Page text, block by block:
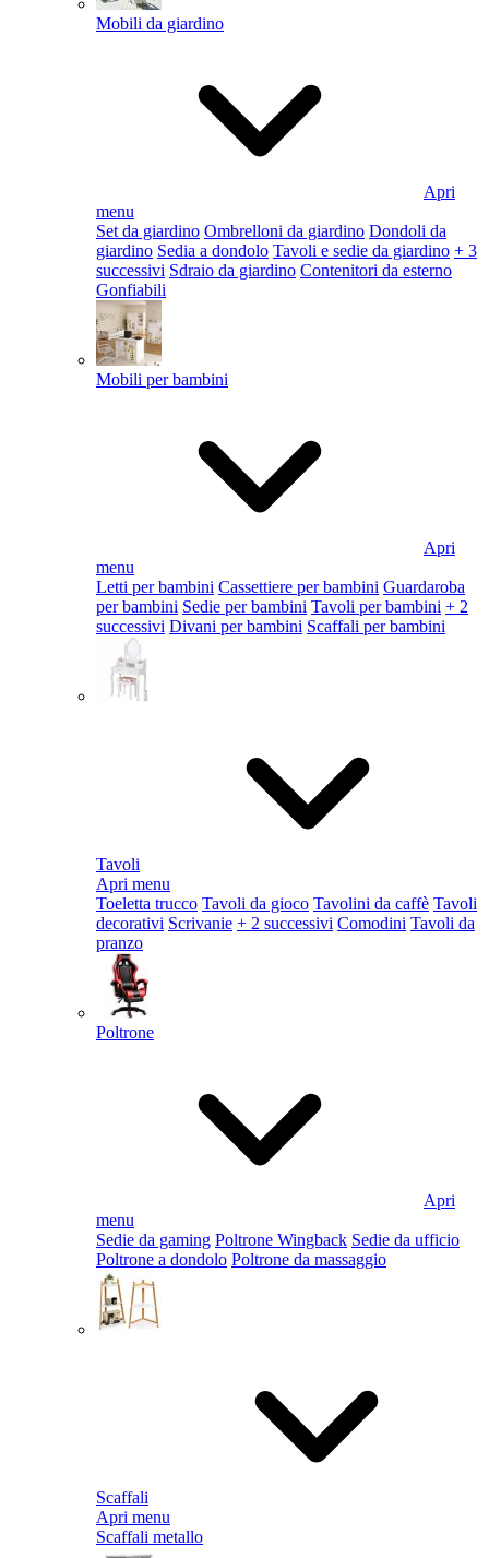
Mobili da giardino
Apri
menu
Set da giardino Ombrelloni da giardino Dondoli da
giardino Sedia a dondolo Tavoli e sedie da giardino + 3
successivi Sdraio da giardino Contenitori da esterno
Gonfiabili
Mobili per bambini
Apri
menu
Letti per bambini Cassettiere per bambini Guardaroba
per bambini Sedie per bambini Tavoli per bambini + 2
successivi Divani per bambini Scaffali per bambini
Tavoli
Apri menu
Toeletta trucco Tavoli da gioco Tavolini da caffè Tavoli
decorativi Scrivanie + 2 successivi Comodini Tavoli da
pranzo
Poltrone
Apri
menu
Sedie da gaming Poltrone Wingback Sedie da ufficio
Poltrone a dondolo Poltrone da massaggio
Scaffali
Apri menu
Scaffali metallo